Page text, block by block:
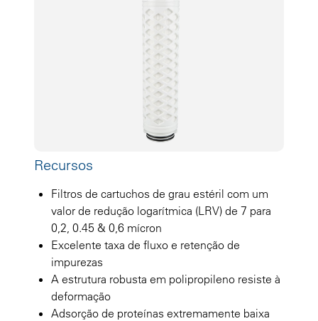
Recursos
Filtros de cartuchos de grau estéril com um
valor de redução logarítmica (LRV) de 7 para
0,2, 0.45 & 0,6 mícron
Excelente taxa de fluxo e retenção de
impurezas
A estrutura robusta em polipropileno resiste à
deformação
Adsorção de proteínas extremamente baixa